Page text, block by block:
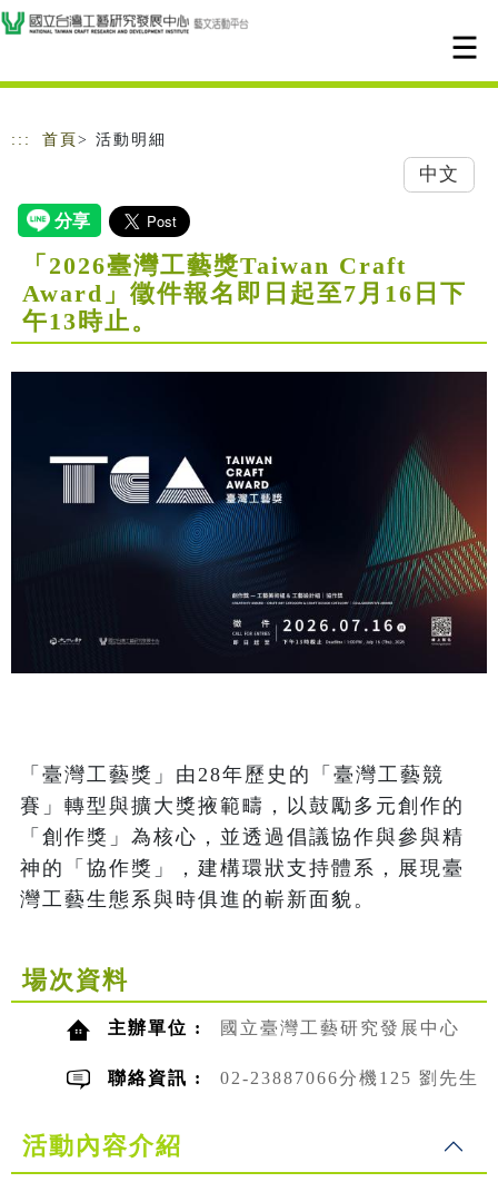
跳到主要內容
網站導覽
::: 首頁 > 活動明細
中文
「2026臺灣工藝獎Taiwan Craft
Award」徵件報名即日起至7月16日下
午13時止。
「臺灣工藝獎」由28年歷史的「臺灣工藝競
賽」轉型與擴大獎掖範疇，以鼓勵多元創作的
「創作獎」為核心，並透過倡議協作與參與精
神的「協作獎」，建構環狀支持體系，展現臺
灣工藝生態系與時俱進的嶄新面貌。
場次資料
主辦單位 : 國立臺灣工藝研究發展中心
聯絡資訊 : 02-23887066分機125 劉先生
活動內容介紹